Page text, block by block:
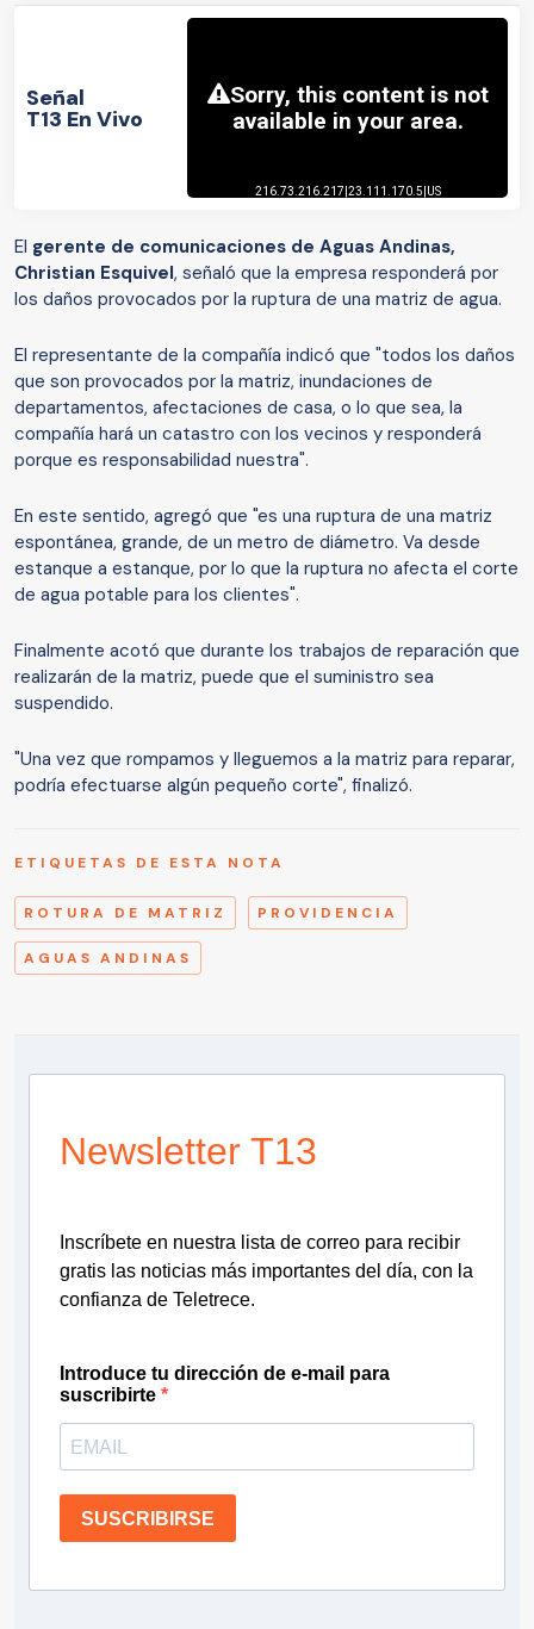
Señal
T13 En Vivo
El gerente de comunicaciones de Aguas Andinas,
Christian Esquivel, señaló que la empresa responderá por
los daños provocados por la ruptura de una matriz de agua.
El representante de la compañía indicó que "todos los daños
que son provocados por la matriz, inundaciones de
departamentos, afectaciones de casa, o lo que sea, la
compañía hará un catastro con los vecinos y responderá
porque es responsabilidad nuestra".
En este sentido, agregó que "es una ruptura de una matriz
espontánea, grande, de un metro de diámetro. Va desde
estanque a estanque, por lo que la ruptura no afecta el corte
de agua potable para los clientes".
Finalmente acotó que durante los trabajos de reparación que
realizarán de la matriz, puede que el suministro sea
suspendido.
"Una vez que rompamos y lleguemos a la matriz para reparar,
podría efectuarse algún pequeño corte", finalizó.
ETIQUETAS DE ESTA NOTA
ROTURA DE MATRIZ PROVIDENCIA
AGUAS ANDINAS
Newsletter T13
Inscríbete en nuestra lista de correo para recibir
gratis las noticias más importantes del día, con la
confianza de Teletrece.
Introduce tu dirección de e-mail para
suscribirte
SUSCRIBIRSE